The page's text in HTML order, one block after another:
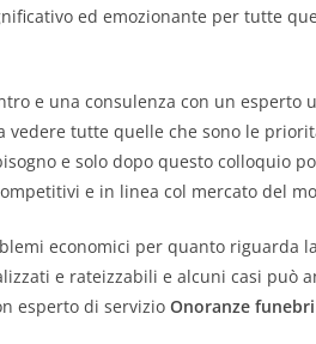
ed emozionante per tutte
e una consulenza con un esperto
vedere tutte quelle che sono le
e solo dopo questo colloquio
e in linea col mercato del
economici per quanto riguarda
e rateizzabili e alcuni casi può
esperto di servizio Onoranze